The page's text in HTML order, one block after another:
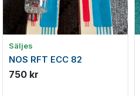
Säljes
NOS RFT ECC 82
750 kr